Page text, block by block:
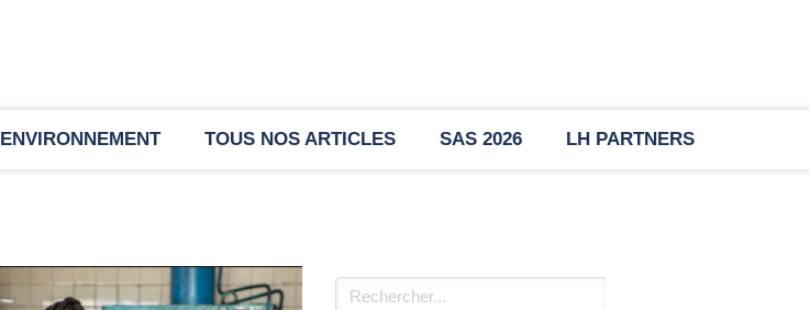
ENVIRONNEMENT TOUS NOS ARTICLES SAS 2026 LH PARTNERS
Rechercher